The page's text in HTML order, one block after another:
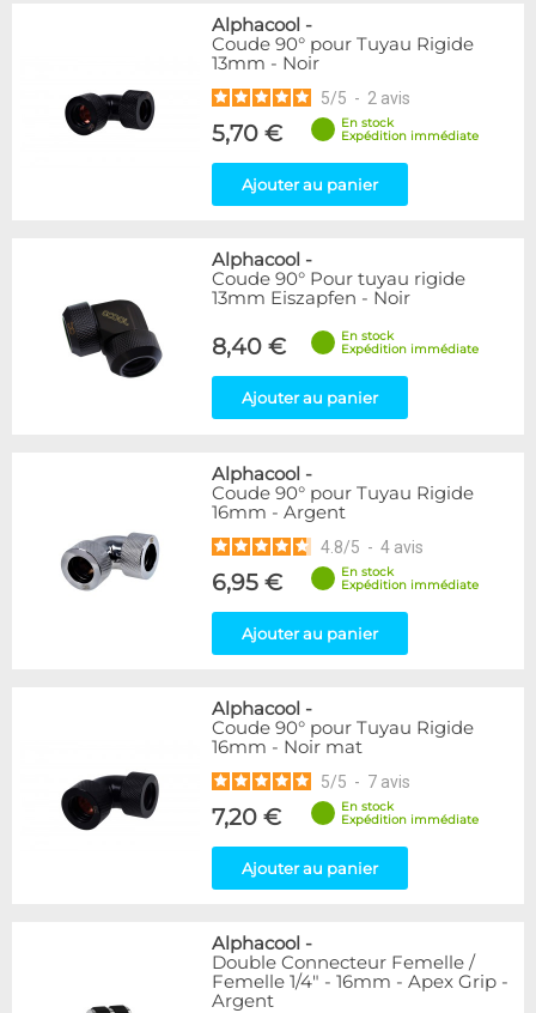
Alphacool -
Coude 90° pour Tuyau Rigide
13mm - Noir
5/5 - 2 avis
5,70 €
En stock
Expédition immédiate
Ajouter au panier
Alphacool -
Coude 90° Pour tuyau rigide
13mm Eiszapfen - Noir
8,40 €
En stock
Expédition immédiate
Ajouter au panier
Alphacool -
Coude 90° pour Tuyau Rigide
16mm - Argent
4.8/5 - 4 avis
6,95 €
En stock
Expédition immédiate
Ajouter au panier
Alphacool -
Coude 90° pour Tuyau Rigide
16mm - Noir mat
5/5 - 7 avis
7,20 €
En stock
Expédition immédiate
Ajouter au panier
Alphacool -
Double Connecteur Femelle /
Femelle 1/4" - 16mm - Apex Grip -
Argent